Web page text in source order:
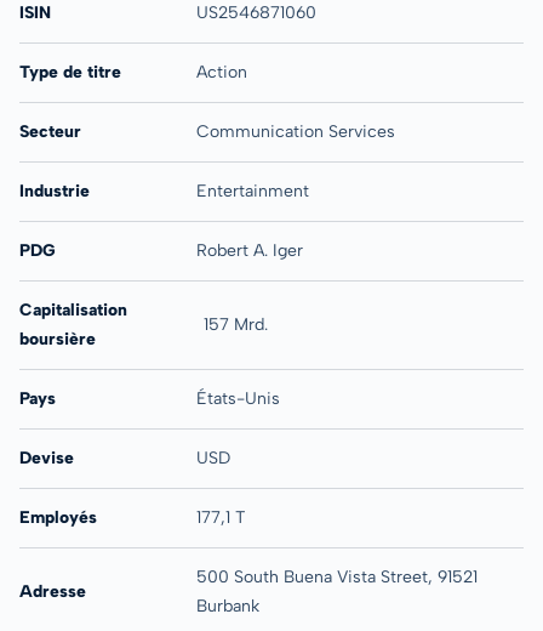
ISIN US2546871060
Type de titre Action
Secteur Communication Services
Industrie Entertainment
PDG Robert A. Iger
Capitalisation
boursière
157 Mrd.
Pays États-Unis
Devise USD
Employés 177,1 T
Adresse
500 South Buena Vista Street, 91521
Burbank